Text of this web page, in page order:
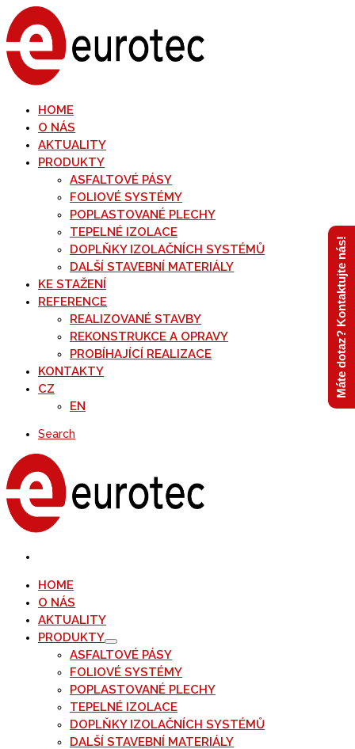
HOME
O NÁS
AKTUALITY
PRODUKTY
ASFALTOVÉ PÁSY
FOLIOVÉ SYSTÉMY
POPLASTOVANÉ PLECHY
TEPELNÉ IZOLACE
DOPLŇKY IZOLAČNÍCH SYSTÉMŮ
DALŠÍ STAVEBNÍ MATERIÁLY
KE STAŽENÍ
REFERENCE
REALIZOVANÉ STAVBY
REKONSTRUKCE A OPRAVY
PROBÍHAJÍCÍ REALIZACE
KONTAKTY
CZ
EN
Search
HOME
O NÁS
AKTUALITY
PRODUKTY
ASFALTOVÉ PÁSY
FOLIOVÉ SYSTÉMY
POPLASTOVANÉ PLECHY
TEPELNÉ IZOLACE
DOPLŇKY IZOLAČNÍCH SYSTÉMŮ
DALŠÍ STAVEBNÍ MATERIÁLY
Máte dotaz? Kontaktujte nás!